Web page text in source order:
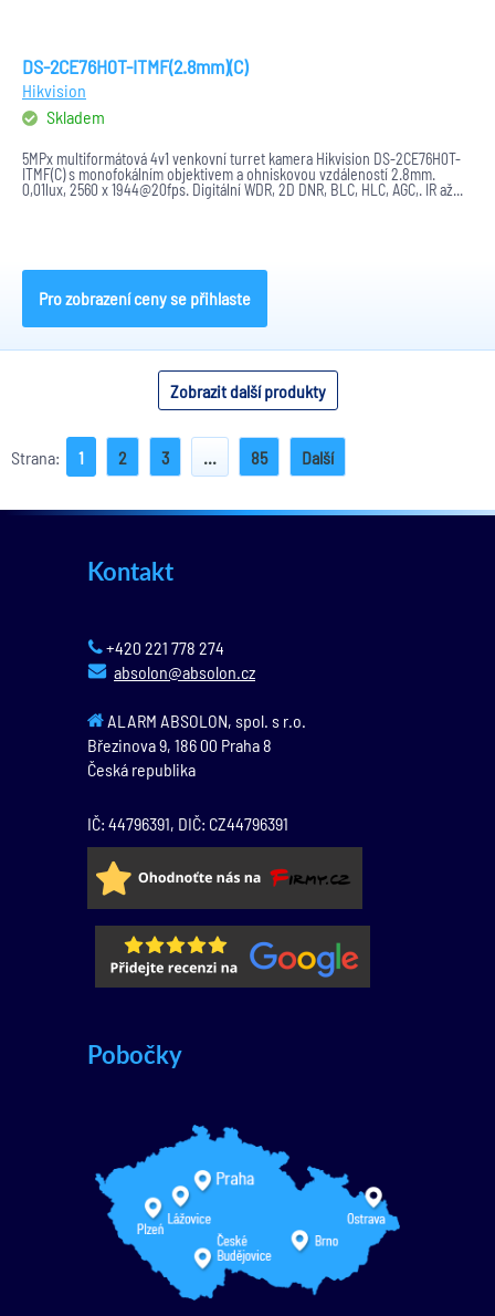
DS-2CE76H0T-ITMF(2.8mm)(C)
Hikvision
Skladem
5MPx multiformátová 4v1 venkovní turret kamera Hikvision DS-2CE76H0T-
ITMF(C) s monofokálním objektivem a ohniskovou vzdáleností 2.8mm.
0,01lux, 2560 x 1944@20fps. Digitální WDR, 2D DNR, BLC, HLC, AGC,. IR až...
Pro zobrazení ceny se přihlaste
Zobrazit další produkty
Strana: 1 2 3 ... 85 Další
Kontakt
+420 221 778 274
absolon@absolon.cz
ALARM ABSOLON, spol. s r.o.
Březinova 9, 186 00 Praha 8
Česká republika
IČ: 44796391, DIČ: CZ44796391
Pobočky